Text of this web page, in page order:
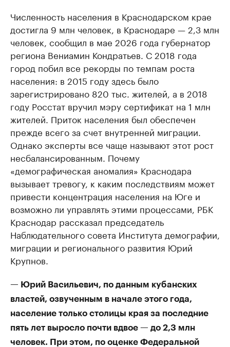
Численность населения в Краснодарском крае
достигла 9 млн человек, в Краснодаре — 2,3 млн
человек, сообщил в мае 2026 года губернатор
региона Вениамин Кондратьев. С 2018 года
город побил все рекорды по темпам роста
населения: в 2015 году здесь было
зарегистрировано 820 тыс. жителей, а в 2018
году Росстат вручил мэру сертификат на 1 млн
жителей. Приток населения был обеспечен
прежде всего за счет внутренней миграции.
Однако эксперты все чаще называют этот рост
несбалансированным. Почему
«демографическая аномалия» Краснодара
вызывает тревогу, к каким последствиям может
привести концентрация населения на Юге и
возможно ли управлять этими процессами, РБК
Краснодар рассказал председатель
Наблюдательного совета Института демографии,
миграции и регионального развития Юрий
Крупнов.
— Юрий Васильевич, по данным кубанских
властей, озвученным в начале этого года,
население только столицы края за последние
пять лет выросло почти вдвое — до 2,3 млн
человек. При этом, по оценке Федеральной